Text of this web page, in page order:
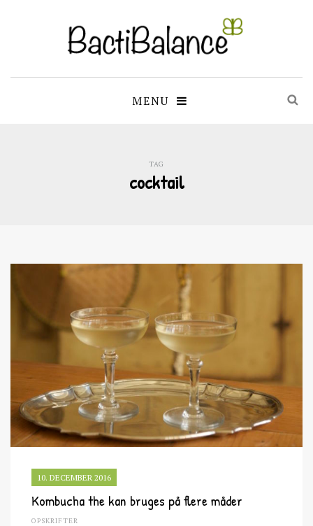
MENU
TAG
cocktail
10. DECEMBER 2016
Kombucha the kan bruges på flere måder
OPSKRIFTER